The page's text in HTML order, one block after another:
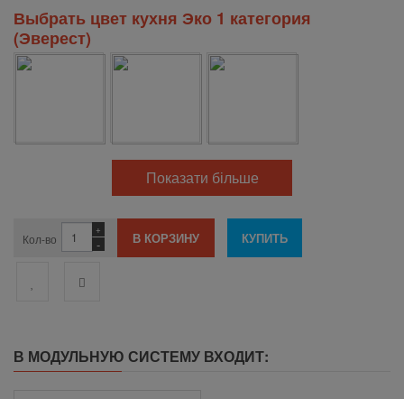
Выбрать цвет кухня Эко 1 категория
(Эверест)
Показати більше
Кол-во -
+
В МОДУЛЬНУЮ СИСТЕМУ ВХОДИТ: